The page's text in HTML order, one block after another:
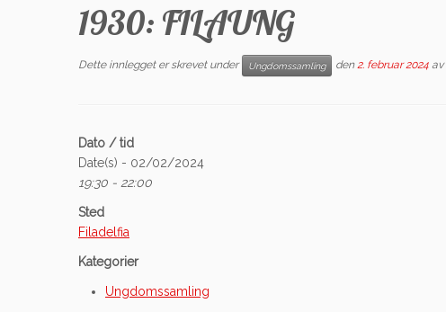
1930: FILAUNG
Dette innlegget er skrevet under Ungdomssamling den2. februar 2024 av
Dato / tid
Date(s) - 02/02/2024
19:30 - 22:00
Sted
Filadelfia
Kategorier
Ungdomssamling